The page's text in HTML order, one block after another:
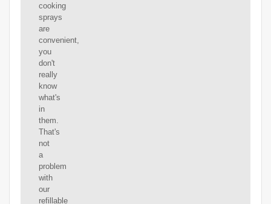
cooking
sprays
are
convenient,
you
don't
really
know
what's
in
them.
That's
not
a
problem
with
our
refillable